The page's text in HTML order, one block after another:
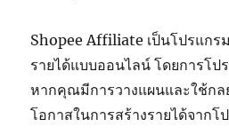
Shopee Affiliate เป็นโปรแกร
รายได้แบบออนไลน์ โดยการโ
หากคุณมีการวางแผนและใช้ก
โอกาสในการสร้างรายได้จาก